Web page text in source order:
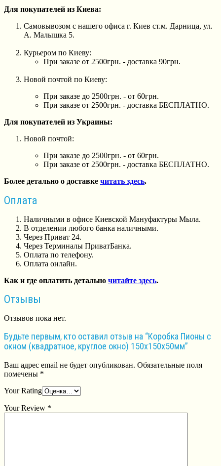
Для покупателей из Киева:
Самовывозом с нашего офиса г. Киев ст.м. Дарница, ул.
А. Малышка 5.
Курьером по Киеву:
При заказе от 2500грн. - доставка 90грн.
Новой почтой по Киеву:
При заказе до 2500грн. - от 60грн.
При заказе от 2500грн. - доставка БЕСПЛАТНО.
Для покупателей из Украины:
Новой почтой:
При заказе до 2500грн. - от 60грн.
При заказе от 2500грн. - доставка БЕСПЛАТНО.
Более детально о доставке читать здесь.
Оплата
Наличными в офисе Киевской Мануфактуры Мыла.
В отделении любого банка наличными.
Через Приват 24.
Через Терминалы ПриватБанка.
Оплата по телефону.
Оплата онлайн.
Как и где оплатить детально читайте здесь.
Отзывы
Отзывов пока нет.
Будьте первым, кто оставил отзыв на “Коробка Пионы с
окном (квадратное, круглое окно) 150х150х50мм”
Ваш адрес email не будет опубликован. Обязательные поля
помечены *
Your Rating
Your Review *